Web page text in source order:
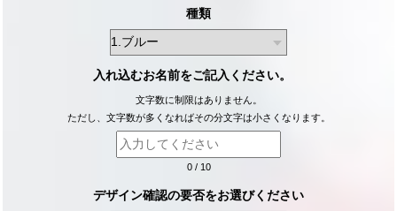
種類
入れ込むお名前をご記入ください。
文字数に制限はありません。
ただし、文字数が多くなればその分文字は小さくなります。
0/ 10
デザイン確認の要否をお選びください